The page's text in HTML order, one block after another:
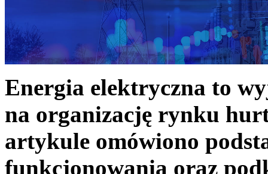
Energia elektryczna to
na organizację rynku
artykule omówiono
funkcjonowania oraz